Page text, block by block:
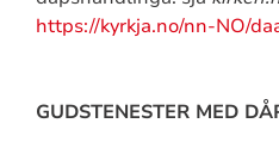
https://kyrkja.no/nn-NO/
GUDSTENESTER MED